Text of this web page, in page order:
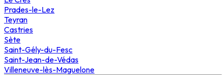
Prades-le-Lez
Teyran
Castries
Sète
Saint-Gély-du-Fesc
Saint-Jean-de-Védas
Villeneuve-lès-Maguelone